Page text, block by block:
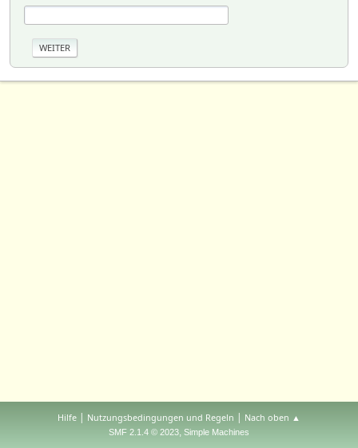
Hilfe | Nutzungsbedingungen und Regeln | Nach oben ▲
SMF 2.1.4 © 2023, Simple Machines